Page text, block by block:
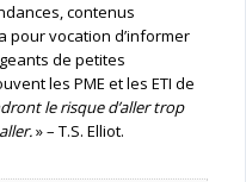
contenus
pour vocation d’informer
de petites
les PME et les ETI de
le risque d’aller trop
» – T.S. Elliot.